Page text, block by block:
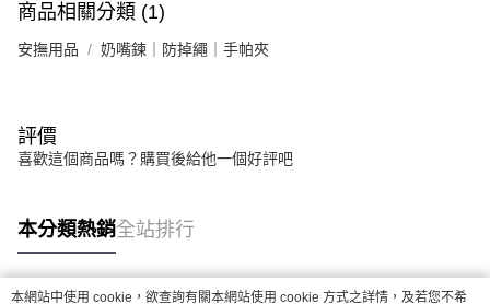
商品相關分類 (1)
安撫用品 奶嘴鍊｜防掉繩｜手帕夾
評價
喜歡這個商品嗎？購買後給他一個好評吧
本分類熱銷全站排行
本網站中使用 cookie，欲查詢有關本網站使用 cookie 方式之詳情，及若您不希